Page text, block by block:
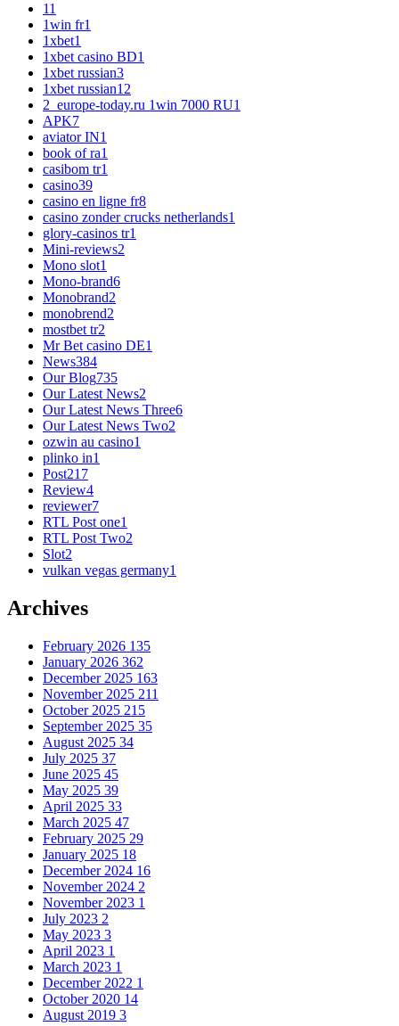
11
1win fr1
1xbet1
1xbet casino BD1
1xbet russian3
1xbet russian1 2
2_europe-today.ru 1win 7000 RU1
APK7
aviator IN1
book of ra1
casibom tr1
casino39
casino en ligne fr8
casino zonder crucks netherlands1
glory-casinos tr1
Mini-reviews2
Mono slot1
Mono-brand6
Monobrand2
monobrend2
mostbet tr2
Mr Bet casino DE1
News384
Our Blog735
Our Latest News2
Our Latest News Three6
Our Latest News Two2
ozwin au casino1
plinko in1
Post217
Review4
reviewer7
RTL Post one1
RTL Post Two2
Slot2
vulkan vegas germany1
Archives
February 2026 135
January 2026 362
December 2025 163
November 2025 211
October 2025 215
September 2025 35
August 2025 34
July 2025 37
June 2025 45
May 2025 39
April 2025 33
March 2025 47
February 2025 29
January 2025 18
December 2024 16
November 2024 2
November 2023 1
July 2023 2
May 2023 3
April 2023 1
March 2023 1
December 2022 1
October 2020 14
August 2019 3